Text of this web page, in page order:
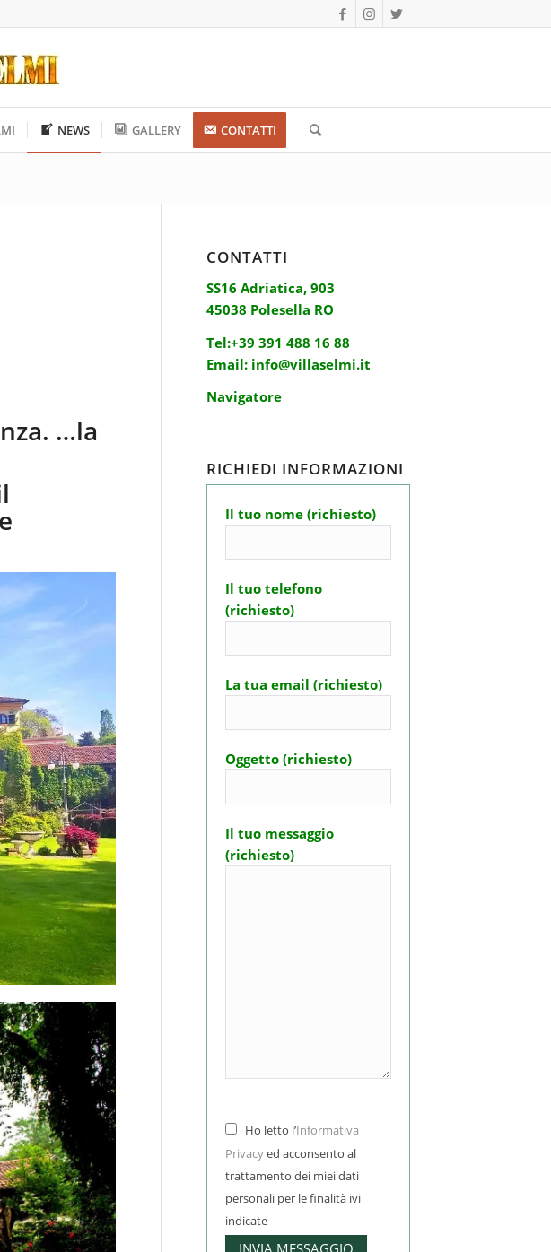
NEWS GALLERY CONTATTI
…la
CONTATTI
SS16 Adriatica, 903
45038 Polesella RO
Tel:+39 391 488 16 88
Email: info@villaselmi.it
Navigatore
RICHIEDI INFORMAZIONI
Il tuo nome (richiesto)
Il tuo telefono
(richiesto)
La tua email (richiesto)
Oggetto (richiesto)
Il tuo messaggio
(richiesto)
Ho letto l’Informativa
Privacyed acconsento al
trattamento dei miei dati
personali per le finalità ivi
indicate